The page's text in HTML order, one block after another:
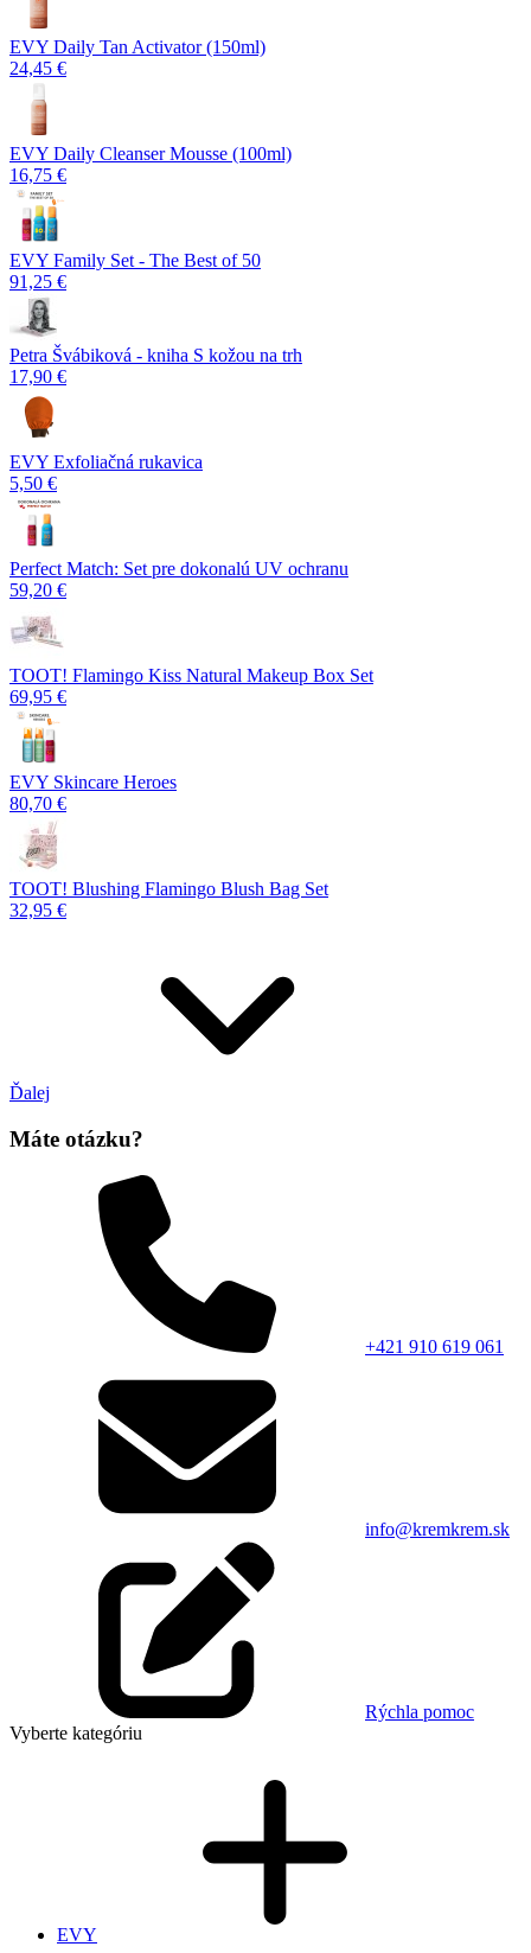
EVY Daily Tan Activator (150ml)
24,45 €
EVY Daily Cleanser Mousse (100ml)
16,75 €
EVY Family Set - The Best of 50
91,25 €
Petra Švábiková - kniha S kožou na trh
17,90 €
EVY Exfoliačná rukavica
5,50 €
Perfect Match: Set pre dokonalú UV ochranu
59,20 €
TOOT! Flamingo Kiss Natural Makeup Box Set
69,95 €
EVY Skincare Heroes
80,70 €
TOOT! Blushing Flamingo Blush Bag Set
32,95 €
Ďalej
Máte otázku?
+421 910 619 061
info@kremkrem.sk
Rýchla pomoc
Vyberte kategóriu
EVY